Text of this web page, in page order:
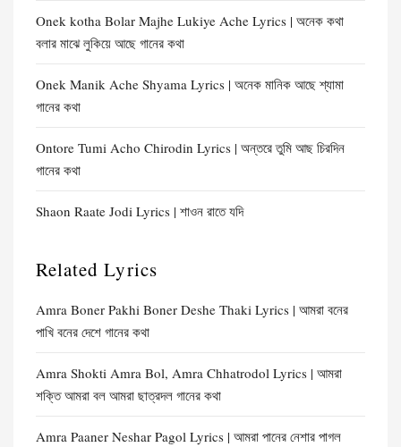
Onek kotha Bolar Majhe Lukiye Ache Lyrics | অনেক কথা
বলার মাঝে লুকিয়ে আছে গানের কথা
Onek Manik Ache Shyama Lyrics | অনেক মানিক আছে শ্যামা
গানের কথা
Ontore Tumi Acho Chirodin Lyrics | অন্তরে তুমি আছ চিরদিন
গানের কথা
Shaon Raate Jodi Lyrics | শাওন রাতে যদি
Related Lyrics
Amra Boner Pakhi Boner Deshe Thaki Lyrics | আমরা বনের
পাখি বনের দেশে গানের কথা
Amra Shokti Amra Bol, Amra Chhatrodol Lyrics | আমরা
শক্তি আমরা বল আমরা ছাত্রদল গানের কথা
Amra Paaner Neshar Pagol Lyrics | আমরা পানের নেশার পাগল